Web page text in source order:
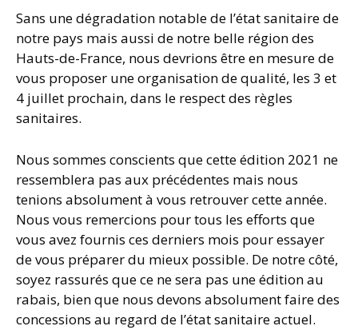
Sans une dégradation notable de l’état sanitaire de
notre pays mais aussi de notre belle région des
Hauts-de-France, nous devrions être en mesure de
vous proposer une organisation de qualité, les 3 et
4 juillet prochain, dans le respect des règles
sanitaires.
Nous sommes conscients que cette édition 2021 ne
ressemblera pas aux précédentes mais nous
tenions absolument à vous retrouver cette année.
Nous vous remercions pour tous les efforts que
vous avez fournis ces derniers mois pour essayer
de vous préparer du mieux possible. De notre côté,
soyez rassurés que ce ne sera pas une édition au
rabais, bien que nous devons absolument faire des
concessions au regard de l’état sanitaire actuel.